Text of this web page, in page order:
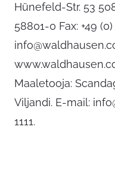
Hünefeld-Str. 53
58801-0 Fax: +49
Maaletooja:
Viljandi. E-mail:
1111.